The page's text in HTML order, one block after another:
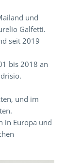
und
Galfetti.
seit 2019
bis 2018 an
und im
in Europa und